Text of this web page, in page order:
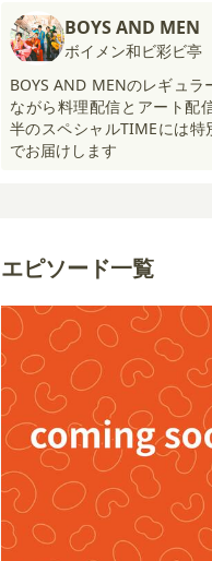
BOYS AND MEN
ボイメン和ビ彩ビ亭
BOYS AND MENのレギュ
ながら料理配信とアート配
半のスペシャルTIMEには
でお届けします
エピソード一覧